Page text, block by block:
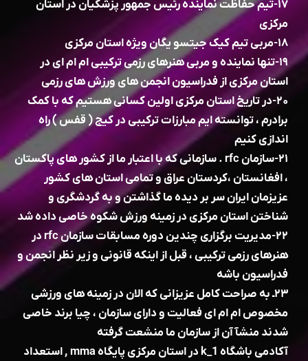
۱۷-تیم حفاظت نماینده رئیس جمهور پزشکیان در استان
مرکزی
۱۸-مربی تیم کیک جیتسو یگان ویژه استان مرکزی
۱۹-تنها نماینده و مربی هنرهای رزمی ترکیبی ام ام ای در
استان مرکزی از فدراسیون انجمن های ورزش های رزمی
۲۰-در تاریخ استان مرکزی اولین کسانی هستیم که با کمک
برادرم ، توانسته ایم مبارزات ترکیبی در کیج ( قفس ) راه
اندازی کنیم
۲۱-سازمان rfc . سازمانی که با اعتبار ما از کشور های پاکستان
، افغانستان ،کردستان عراق و تمامی استان های کشور
عزیزمان ایران سر بر دیده ما گذاشتن و به گردشگری و
شناختن استان مرکزی در زمینه ورزش شکوه خاصی داده شد
۲۲-مدیریت برگزاری چندین دوره مسابقات سازمان rfc در
هنرهای رزمی ترکیبی ، قبل از اینکه قانونی و زیر نظر انجمن و
فدراسیون باشه
۲۳ـ به صراحت کامل عزیزانی که الان در زمینه های ورزشی
مخصوص ام ام ای فعالیت و دارای سازمان ، چیا برند خاصی
شدند منشآ آن از سازمان ما منشعت گرفته
آکادمی باشگاه k_1 در استان مرکزی پایگاه mma , استعداد